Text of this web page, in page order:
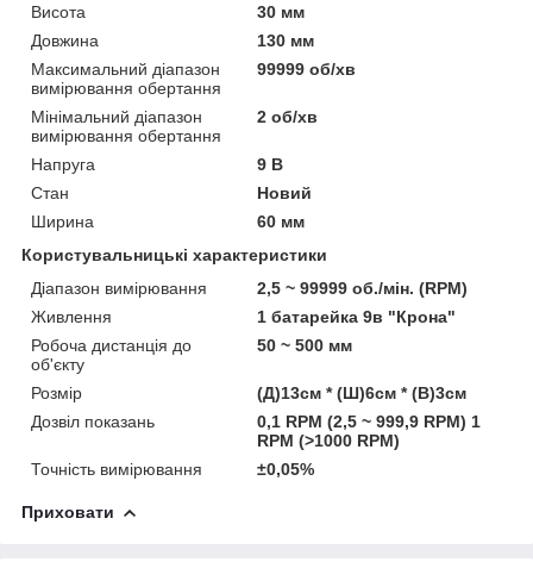
Висота
30 мм
Довжина
130 мм
Максимальний діапазон
вимірювання обертання
99999 об/хв
Мінімальний діапазон
вимірювання обертання
2 об/хв
Напруга
9 В
Стан
Новий
Ширина
60 мм
Користувальницькі характеристики
Діапазон вимірювання
2,5 ~ 99999 об./мін. (RPM)
Живлення
1 батарейка 9в "Крона"
Робоча дистанція до
об'єкту
50 ~ 500 мм
Розмір
(Д)13см * (Ш)6см * (В)3см
Дозвіл показань
0,1 RPM (2,5 ~ 999,9 RPM) 1
RPM (>1000 RPM)
Точність вимірювання
±0,05%
Приховати